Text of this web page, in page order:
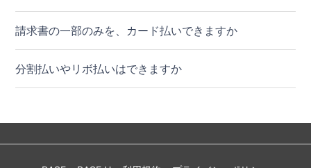
請求書の一部のみを、カード払いできますか
分割払いやリボ払いはできますか